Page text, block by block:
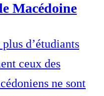
Macédoine
d’étudiants
ceux des
ne sont